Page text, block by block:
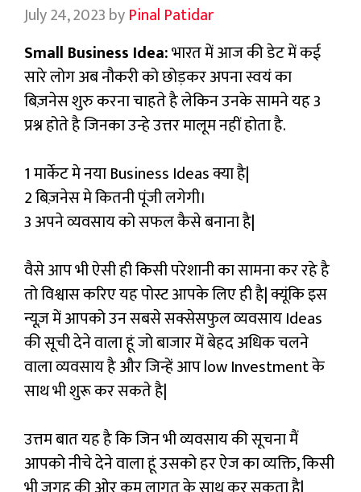
July 24, 2023byPinal Patidar
Small Business Idea:भारत में आज की डेट में कई
सारे लोग अब नौकरी को छोड़कर अपना स्वयं का
बिज़नेस शुरु करना चाहते है लेकिन उनके सामने यह 3
प्रश्न होते है जिनका उन्हे उत्तर मालूम नहीं होता है.
1 मार्केट मे नया Business Ideas क्या है|
2 बिज़नेस मे कितनी पूंजी लगेगी।
3 अपने व्यवसाय को सफल कैसे बनाना है|
वैसे आप भी ऐसी ही किसी परेशानी का सामना कर रहे है
तो विश्वास करिए यह पोस्ट आपके लिए ही है| क्यूंकि इस
न्यूज़ में आपको उन सबसे सक्सेसफुल व्यवसाय Ideas
की सूची देने वाला हूं जो बाजार में बेहद अधिक चलने
वाला व्यवसाय है और जिन्हें आप low Investment के
साथ भी शुरू कर सकते है|
उत्तम बात यह है कि जिन भी व्यवसाय की सूचना मैं
आपको नीचे देने वाला हूं उसको हर ऐज का व्यक्ति, किसी